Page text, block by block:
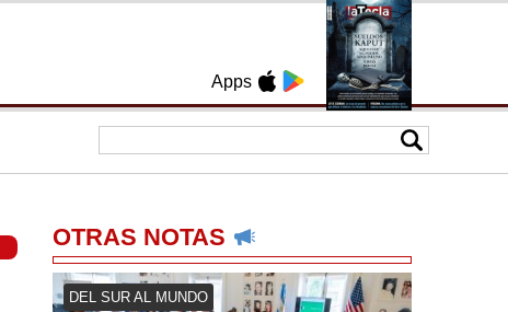
Apps
OTRAS NOTAS
DEL SUR AL MUNDO